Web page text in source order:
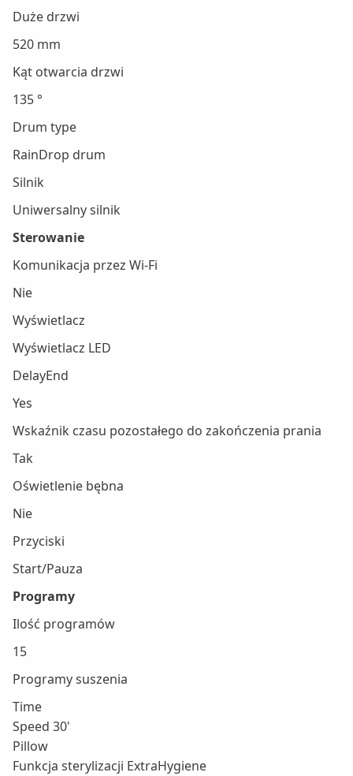
Duże drzwi
520 mm
Kąt otwarcia drzwi
135 °
Drum type
RainDrop drum
Silnik
Uniwersalny silnik
Sterowanie
Komunikacja przez Wi-Fi
Nie
Wyświetlacz
Wyświetlacz LED
DelayEnd
Yes
Wskaźnik czasu pozostałego do zakończenia prania
Tak
Oświetlenie bębna
Nie
Przyciski
Start/Pauza
Programy
Ilość programów
15
Programy suszenia
Time
Speed 30'
Pillow
Funkcja sterylizacji ExtraHygiene